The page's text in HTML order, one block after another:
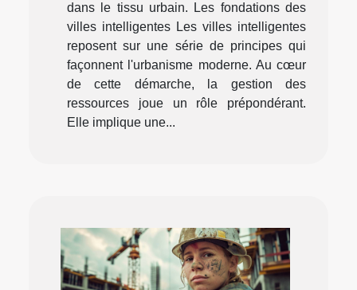
dans le tissu urbain. Les fondations des
villes intelligentes Les villes intelligentes
reposent sur une série de principes qui
façonnent l'urbanisme moderne. Au cœur
de cette démarche, la gestion des
ressources joue un rôle prépondérant.
Elle implique une...